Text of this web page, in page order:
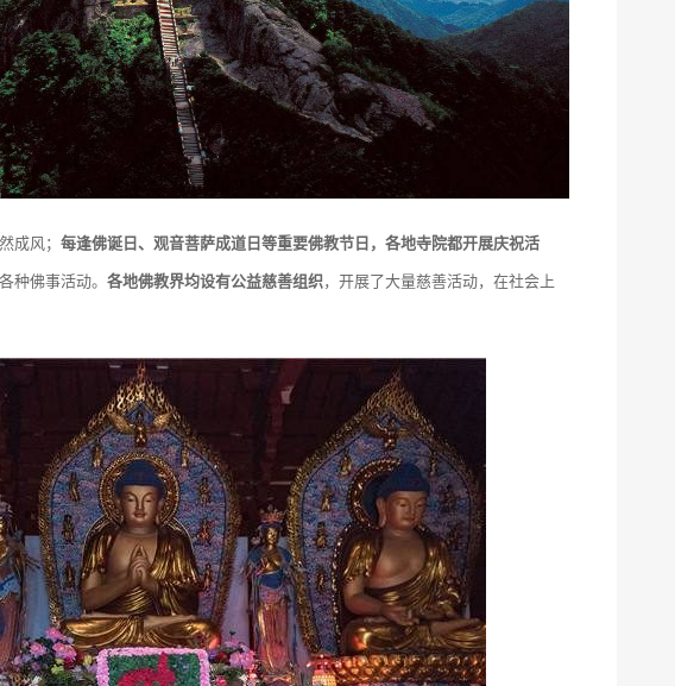
成风； 每逢佛诞日、观音菩萨成道日等重要佛教节日，各地寺院都开展庆祝活
种佛事活动。 各地佛教界均设有公益慈善组织，开展了大量慈善活动，在社会上